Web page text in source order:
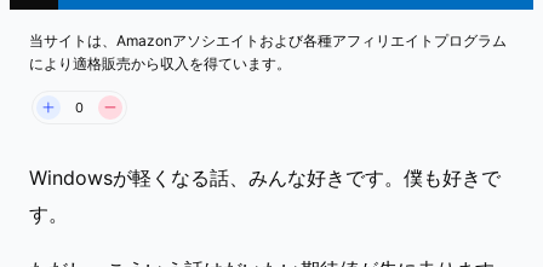
Windows品質更新（出典: Windows Insider Blog）
当サイトは、Amazonアソシエイトおよび各種アフィリエイトプログラム
により適格販売から収入を得ています。
0
Windowsが軽くなる話、みんな好きです。僕も好きで
す。